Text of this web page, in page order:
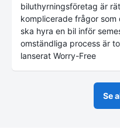
biluthyrningsföretag är
komplicerade frågor
ska hyra en bil inför
omständliga process är
lanserat Worry-Free
Se